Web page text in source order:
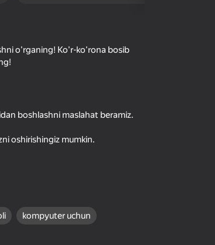
o'rganing! Ko'r-ko'rona bosib
boshlashni maslahat beramiz.
oshirishingiz mumkin.
kompyuter uchun